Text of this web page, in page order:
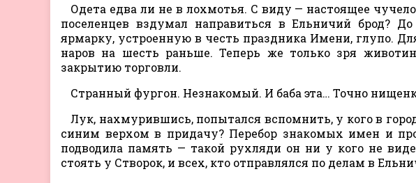
Одета едва ли не в лохмотья. С виду — настоящее
поселенцев вздумал направиться в Ельничий брод?
ярмарку, устроенную в честь праздника Имени, глупо.
наров на шесть раньше. Теперь же только зря
закрытию торговли.
Странный фургон. Незнакомый. И баба эта… Точно
Лук, нахмурившись, попытался вспомнить, у кого в
синим верхом в придачу? Перебор знакомых имен и
подводила память — такой рухляди он ни у кого не
стоять у Створок, и всех, кто отправлялся по делам в